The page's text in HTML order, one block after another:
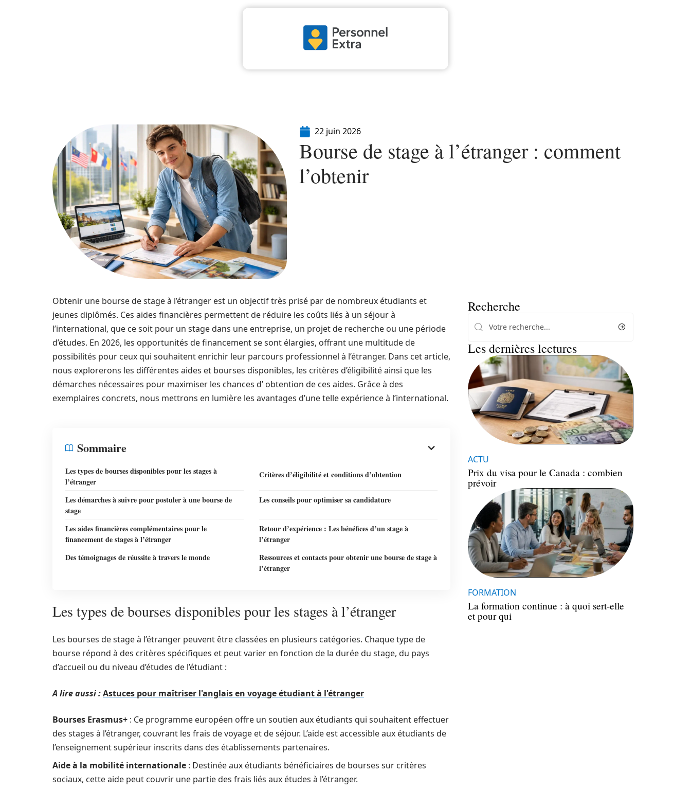
22 juin 2026
Bourse de stage à l’étranger : comment
l’obtenir
Obtenir une bourse de stage à l’étranger est un objectif très prisé par de nombreux étudiants et
jeunes diplômés. Ces aides financières permettent de réduire les coûts liés à un séjour à
l’international, que ce soit pour un stage dans une entreprise, un projet de recherche ou une période
d’études. En 2026, les opportunités de financement se sont élargies, offrant une multitude de
possibilités pour ceux qui souhaitent enrichir leur parcours professionnel à l’étranger. Dans cet article,
nous explorerons les différentes aides et bourses disponibles, les critères d’éligibilité ainsi que les
démarches nécessaires pour maximiser les chances d’ obtention de ces aides. Grâce à des
exemplaires concrets, nous mettrons en lumière les avantages d’une telle expérience à l’international.
Sommaire
Les types de bourses disponibles pour les stages à
l’étranger
Critères d’éligibilité et conditions d’obtention
Les démarches à suivre pour postuler à une bourse de
stage
Les conseils pour optimiser sa candidature
Les aides financières complémentaires pour le
financement de stages à l’étranger
Retour d’expérience : Les bénéfices d’un stage à
l’étranger
Des témoignages de réussite à travers le monde
Ressources et contacts pour obtenir une bourse de stage à
l’étranger
Les types de bourses disponibles pour les stages à l’étranger
Les bourses de stage à l’étranger peuvent être classées en plusieurs catégories. Chaque type de
bourse répond à des critères spécifiques et peut varier en fonction de la durée du stage, du pays
d’accueil ou du niveau d’études de l’étudiant :
A lire aussi :Astuces pour maîtriser l'anglais en voyage étudiant à l'étranger
Bourses Erasmus+ : Ce programme européen offre un soutien aux étudiants qui souhaitent effectuer
des stages à l’étranger, couvrant les frais de voyage et de séjour. L’aide est accessible aux étudiants de
l’enseignement supérieur inscrits dans des établissements partenaires.
Aide à la mobilité internationale : Destinée aux étudiants bénéficiaires de bourses sur critères
sociaux, cette aide peut couvrir une partie des frais liés aux études à l’étranger.
Recherche
Les dernières lectures
ACTU
Prix du visa pour le Canada : combien
prévoir
FORMATION
La formation continue : à quoi sert-elle
et pour qui